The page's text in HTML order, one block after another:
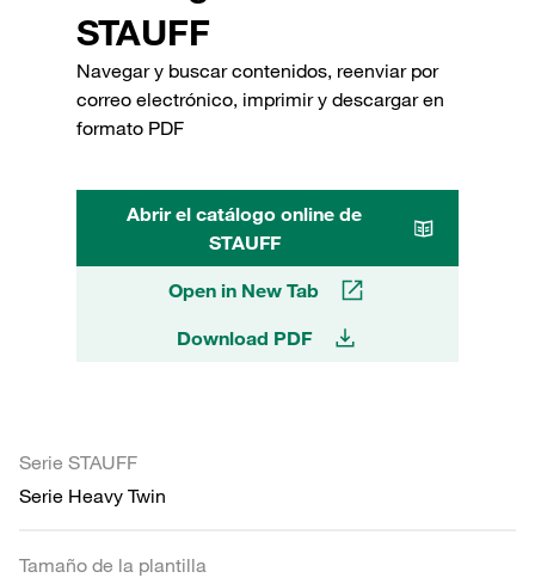
STAUFF
Navegar y buscar contenidos, reenviar por
correo electrónico, imprimir y descargar en
formato PDF
Abrir el catálogo online de
STAUFF
Open in New Tab
Download PDF
Serie STAUFF
Serie Heavy Twin
Tamaño de la plantilla